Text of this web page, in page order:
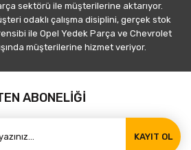
sektörü ile müşterilerine aktarıyor.
odaklı çalışma disiplini, gerçek stok
ile Opel Yedek Parça ve Chevrolet
müşterilerine hizmet veriyor.
ABONELİĞİ
KAYIT OL